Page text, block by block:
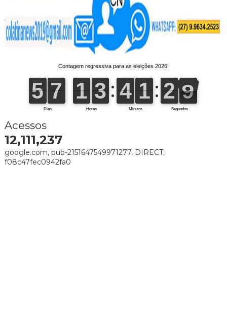
Acessos
12,111,237
google.com, pub-2151647549971277, DIRECT,
f08c47fec0942fa0